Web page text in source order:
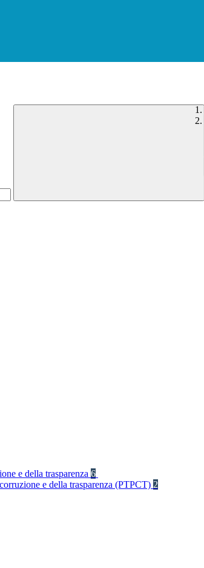
e della trasparenza 6
e della trasparenza (PTPCT) 2